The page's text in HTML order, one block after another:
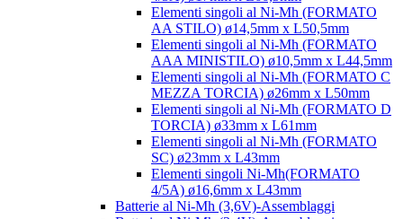
Elementi singoli al Ni-Mh (FORMATO
AA STILO) ø14,5mm x L50,5mm
Elementi singoli al Ni-Mh (FORMATO
AAA MINISTILO) ø10,5mm x L44,5mm
Elementi singoli al Ni-Mh (FORMATO C
MEZZA TORCIA) ø26mm x L50mm
Elementi singoli al Ni-Mh (FORMATO D
TORCIA) ø33mm x L61mm
Elementi singoli al Ni-Mh (FORMATO
SC) ø23mm x L43mm
Elementi singoli Ni-Mh(FORMATO
4/5A) ø16,6mm x L43mm
Batterie al Ni-Mh (3,6V)-Assemblaggi